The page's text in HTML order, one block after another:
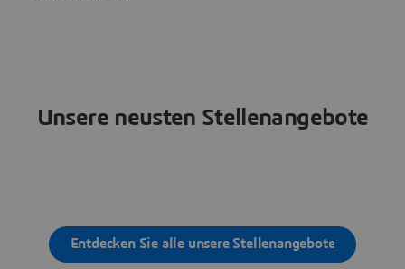
Unsere neusten Stellenangebote
Entdecken Sie alle unsere Stellenangebote